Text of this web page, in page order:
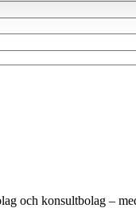
och konsultbolag –